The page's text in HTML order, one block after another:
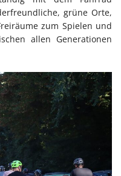
grüne Orte,
zum Spielen und
allen Generationen